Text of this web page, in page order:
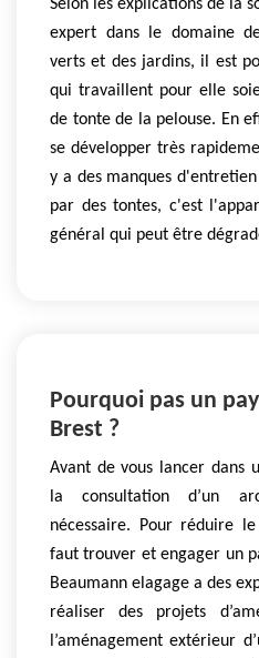
Selon les explications de la
expert dans le domaine
verts et des jardins, il est
qui travaillent pour elle
de tonte de la pelouse. En
se développer très
y a des manques
par des tontes, c'est
général qui peut être
Pourquoi pas un
Brest ?
Avant de vous lancer dans
la consultation d’un
nécessaire. Pour réduire
faut trouver et engager un
Beaumann elagage a des
réaliser des projets
l’aménagement extérieur